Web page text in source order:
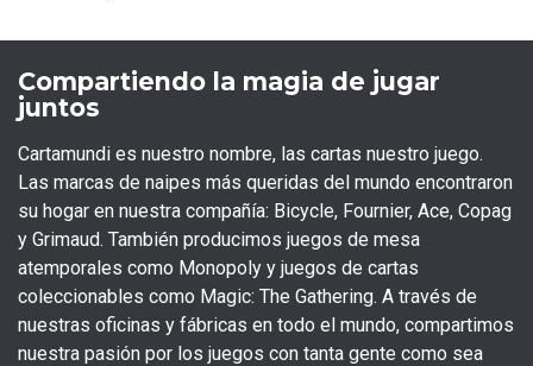
Compartiendo la magia de jugar
juntos
Cartamundi es nuestro nombre, las cartas nuestro juego.
Las marcas de naipes más queridas del mundo encontraron
su hogar en nuestra compañía: Bicycle, Fournier, Ace, Copag
y Grimaud. También producimos juegos de mesa
atemporales como Monopoly y juegos de cartas
coleccionables como Magic: The Gathering. A través de
nuestras oficinas y fábricas en todo el mundo, compartimos
nuestra pasión por los juegos con tanta gente como sea